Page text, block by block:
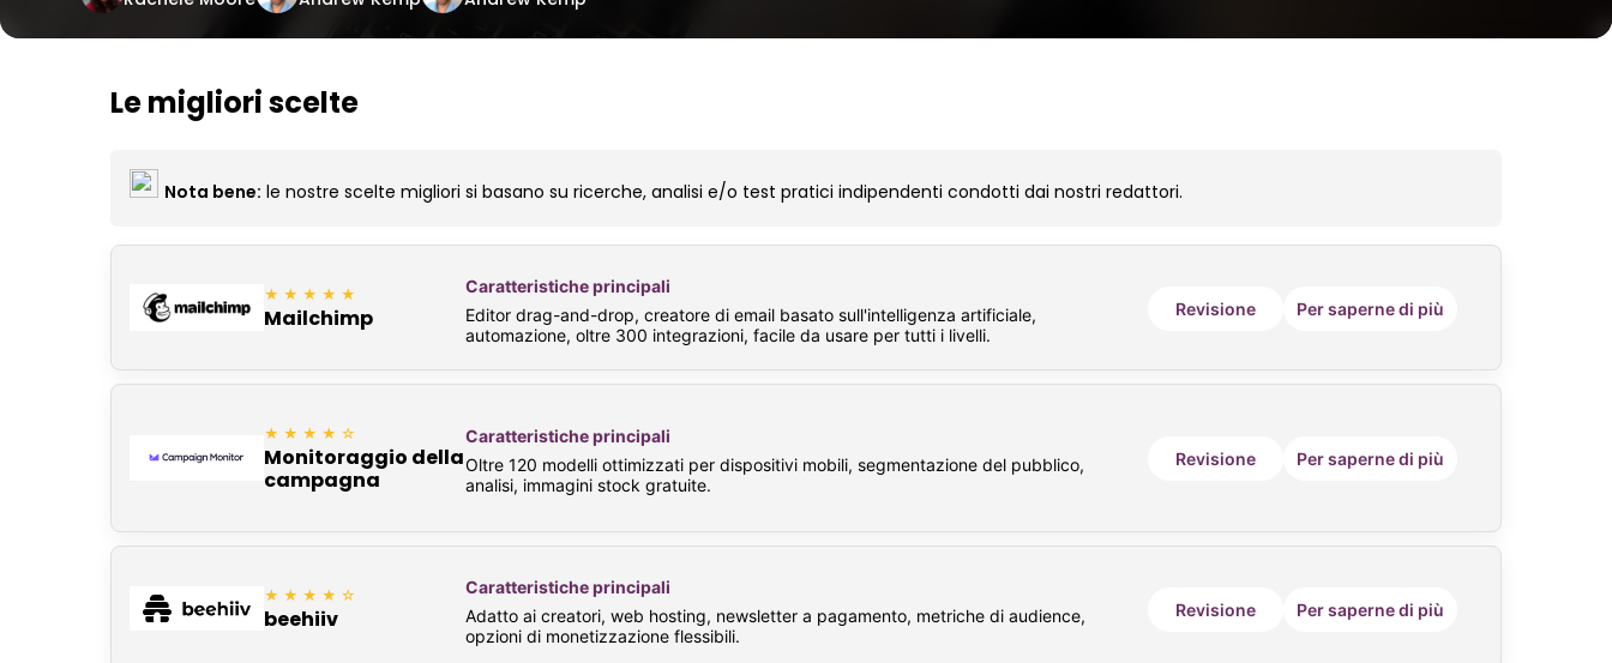
Le migliori scelte
Nota bene: le nostre scelte migliori si basano su ricerche, analisi e/o test pratici indipendenti condotti dai nostri redattori.
★★★★★
Mailchimp
Caratteristiche principali
Editor drag-and-drop, creatore di email basato sull'intelligenza artificiale,
automazione, oltre 300 integrazioni, facile da usare per tutti i livelli.
Revisione Per saperne di più
★★★★☆
Monitoraggio della
campagna
Caratteristiche principali
Oltre 120 modelli ottimizzati per dispositivi mobili, segmentazione del pubblico,
analisi, immagini stock gratuite.
Revisione Per saperne di più
★★★★☆
beehiiv
Caratteristiche principali
Adatto ai creatori, web hosting, newsletter a pagamento, metriche di audience,
opzioni di monetizzazione flessibili.
Revisione Per saperne di più